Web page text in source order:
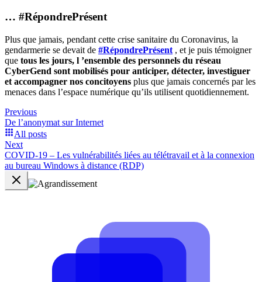
… #RépondrePrésent
Plus que jamais, pendant cette crise sanitaire du Coronavirus, la
gendarmerie se devait de #RépondrePrésent , et je puis témoigner
que tous les jours, l ’ensemble des personnels du réseau
CyberGend sont mobilisés pour anticiper, détecter, investiguer
et accompagner nos concitoyens plus que jamais concernés par les
menaces dans l’espace numérique qu’ils utilisent quotidiennement.
Previous
De l’anonymat sur Internet
All posts
Next
COVID-19 – Les vulnérabilités liées au télétravail et à la connexion
au bureau Windows à distance (RDP)